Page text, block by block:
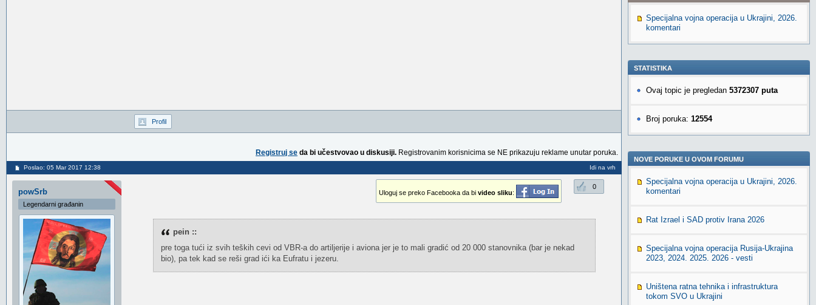
Profil
Registruj se da bi učestvovao u diskusiji. Registrovanim korisnicima se NE prikazuju reklame unutar poruka.
Poslao: 05 Mar 2017 12:38 Idi na vrh
powSrb
Legendarni građanin
0
Uloguj se preko Facebooka da bi video sliku:
pein ::
pre toga tući iz svih teških cevi od VBR-a do artiljerije i aviona jer je to mali gradić od 20 000 stanovnika (bar je nekad
bio), pa tek kad se reši grad ići ka Eufratu i jezeru.
Specijalna vojna operacija u Ukrajini, 2026.
komentari
STATISTIKA
Ovaj topic je pregledan 5372307 puta
Broj poruka: 12554
NOVE PORUKE U OVOM FORUMU
Specijalna vojna operacija u Ukrajini, 2026.
komentari
Rat Izrael i SAD protiv Irana 2026
Specijalna vojna operacija Rusija-Ukrajina
2023, 2024. 2025. 2026 - vesti
Uništena ratna tehnika i infrastruktura
tokom SVO u Ukrajini